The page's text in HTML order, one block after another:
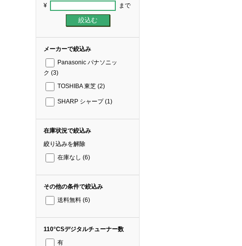
¥ まで
メーカーで絞込み
Panasonic パナソニッ
ク (3)
TOSHIBA 東芝 (2)
SHARP シャープ(1)
在庫状況で絞込み
絞り込みを解除
在庫なし (6)
その他の条件で絞込み
送料無料 (6)
110°CSデジタルチューナー数
有